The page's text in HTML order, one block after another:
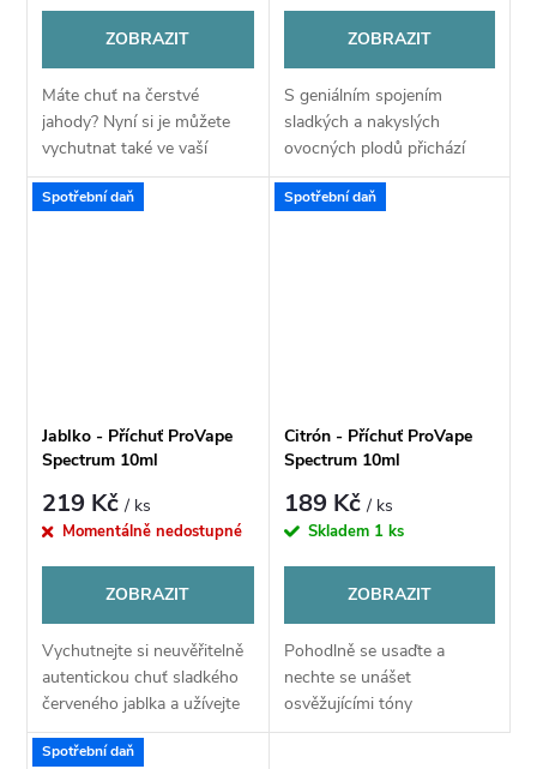
ZOBRAZIT
Máte chuť na čerstvé
jahody? Nyní si je můžete
vychutnat také ve vaší
elektronické cigaretě.
Příchuť Strawberry od
ZOBRAZIT
S geniálním spojením
sladkých a nakyslých
ovocných plodů přichází
výrobce ProVape. V této
příchuti se můžete těšit na
Spotřební daň
Jablko - Příchuť ProVape
Spectrum 10ml
219 Kč/ ks
Momentálně nedostupné
ZOBRAZIT
Vychutnejte si neuvěřitelně
autentickou chuť sladkého
červeného jablka a užívejte
si tóny tradiční jablečné
svěžesti díky nové příchuti
Spotřební daň
Citrón - Příchuť ProVape
Spectrum 10ml
189 Kč/ ks
Skladem 1 ks
ZOBRAZIT
Pohodlně se usaďte a
nechte se unášet
osvěžujícími tóny
šťavnatého a nakyslého
Spotřební daň